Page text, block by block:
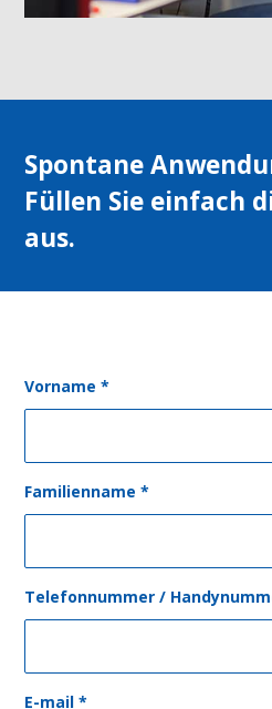
spontane
Füllen Sie einfach
aus.
Vorname *
Familienname *
Telefonnummer /
E-mail *